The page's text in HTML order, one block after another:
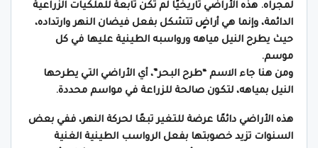
لمجراه. هذه الأراضي تاريخيًا لم تكن تابعة للملكيات الزراعية
الدائمة، وإنما هي أراضٍ تتشكل بفعل فيضان النهر وارتداده،
حيث يطرح النيل مياهه ورواسبه الطينية عليها في كل
موسم.
ومن هنا جاء الاسم “طرح البحر”، أي الأراضي التي يطرحها
النيل بمياهه، لتكون صالحة للزراعة في مواسم محددة.
هذه الأراضي دائمًا عرضة للتغير تبعًا لحركة النهر، ففي بعض
السنوات تزيد خصوبتها بفعل الرواسب الطينية الغنية